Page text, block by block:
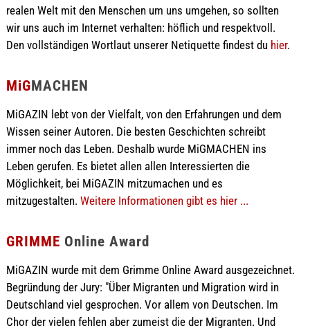
realen Welt mit den Menschen um uns umgehen, so sollten
wir uns auch im Internet verhalten: höflich und respektvoll.
Den vollständigen Wortlaut unserer Netiquette findest du hier.
MiGMACHEN
MiGAZIN lebt von der Vielfalt, von den Erfahrungen und dem
Wissen seiner Autoren. Die besten Geschichten schreibt
immer noch das Leben. Deshalb wurde MiGMACHEN ins
Leben gerufen. Es bietet allen allen Interessierten die
Möglichkeit, bei MiGAZIN mitzumachen und es
mitzugestalten. Weitere Informationen gibt es hier ...
GRIMME Online Award
MiGAZIN wurde mit dem Grimme Online Award ausgezeichnet.
Begründung der Jury: "Über Migranten und Migration wird in
Deutschland viel gesprochen. Vor allem von Deutschen. Im
Chor der vielen fehlen aber zumeist die der Migranten. Und